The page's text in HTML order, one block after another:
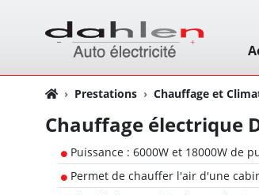
Prestations Chauffage et
Chauffage électrique
Puissance : 6000W et 18000W de
Permet de chauffer l'air d'une